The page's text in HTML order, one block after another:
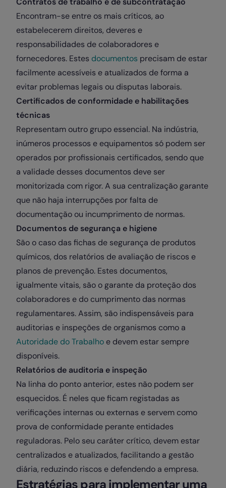
Encontram-se entre os mais críticos, ao
estabelecerem direitos, deveres e
responsabilidades de colaboradores e
fornecedores. Estes documentos precisam de estar
facilmente acessíveis e atualizados de forma a
evitar problemas legais ou disputas laborais.
Certificados de conformidade e habilitações
técnicas
Representam outro grupo essencial. Na indústria,
inúmeros processos e equipamentos só podem ser
operados por profissionais certificados, sendo que
a validade desses documentos deve ser
monitorizada com rigor. A sua centralização garante
que não haja interrupções por falta de
documentação ou incumprimento de normas.
Documentos de segurança e higiene
São o caso das fichas de segurança de produtos
químicos, dos relatórios de avaliação de riscos e
planos de prevenção. Estes documentos,
igualmente vitais, são o garante da proteção dos
colaboradores e do cumprimento das normas
regulamentares. Assim, são indispensáveis para
auditorias e inspeções de organismos como a
Autoridade do Trabalho e devem estar sempre
disponíveis.
Relatórios de auditoria e inspeção
Na linha do ponto anterior, estes não podem ser
esquecidos. É neles que ficam registadas as
verificações internas ou externas e servem como
prova de conformidade perante entidades
reguladoras. Pelo seu caráter crítico, devem estar
centralizados e atualizados, facilitando a gestão
diária, reduzindo riscos e defendendo a empresa.
Estratégias para implementar uma